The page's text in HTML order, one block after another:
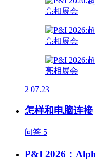
2 07.23
怎样和电脑连接
问答 5
P&I 2026：